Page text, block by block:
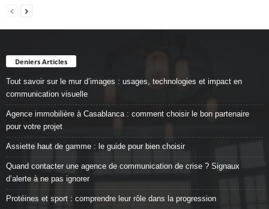
Deniers Articles
Tout savoir sur le mur d’images : usages, technologies et impact en
communication visuelle
Agence immobilière à Casablanca : comment choisir le bon partenaire
pour votre projet
Assiette haut de gamme : le guide pour bien choisir
Quand contacter une agence de communication de crise ? Signaux
d’alerte à ne pas ignorer
Protéines et sport : comprendre leur rôle dans la progression